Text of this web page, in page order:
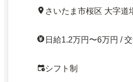
さいたま市桜区 大字道
日給1.2万円〜6万円 /
シフト制